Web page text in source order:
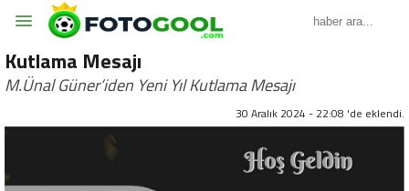
Kutlama Mesajı
M.Ünal Güner’iden Yeni Yıl Kutlama Mesajı
30 Aralık 2024 - 22:08 'de eklendi.